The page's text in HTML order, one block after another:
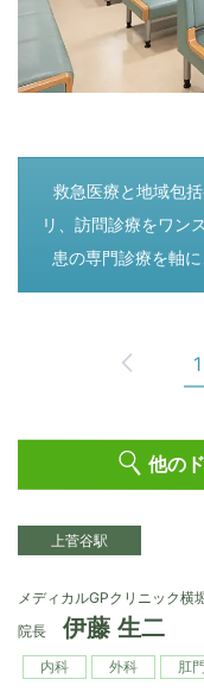
つぎの
救急医療と地域包
リ、訪問診療をワン
患の専門診療を軸
1
他の
上菅谷駅
メディカルGPクリニック横
院長
伊藤 生二
内科 外科 肛